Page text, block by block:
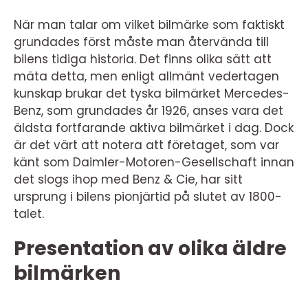
När man talar om vilket bilmärke som faktiskt
grundades först måste man återvända till
bilens tidiga historia. Det finns olika sätt att
mäta detta, men enligt allmänt vedertagen
kunskap brukar det tyska bilmärket Mercedes-
Benz, som grundades år 1926, anses vara det
äldsta fortfarande aktiva bilmärket i dag. Dock
är det värt att notera att företaget, som var
känt som Daimler-Motoren-Gesellschaft innan
det slogs ihop med Benz & Cie, har sitt
ursprung i bilens pionjärtid på slutet av 1800-
talet.
Presentation av olika äldre
bilmärken